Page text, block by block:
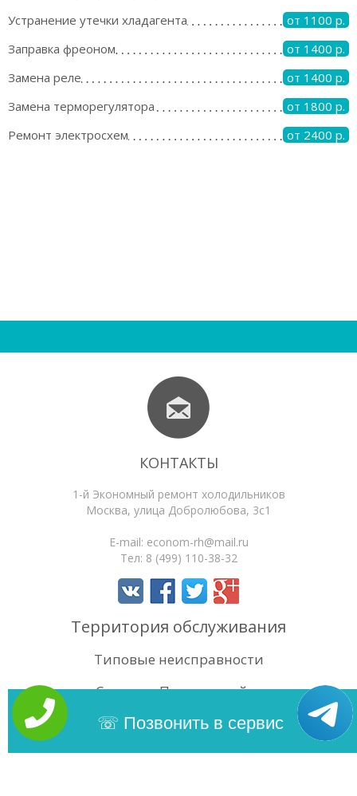
Устранение утечки хладагента
от 1100 р.
Заправка фреоном
от 1400 р.
Замена реле
от 1400 р.
Замена терморегулятора
от 1800 р.
Ремонт электросхем
от 2400 р.
КОНТАКТЫ
1-й Экономный ремонт холодильников
Москва, улица Добролюбова, 3с1
E-mail: econom-rh@mail.ru
Тел: 8 (499) 110-38-32
Территория обслуживания
Типовые неисправности
Статьи
Поиск по сайту
Позвонить в сервис